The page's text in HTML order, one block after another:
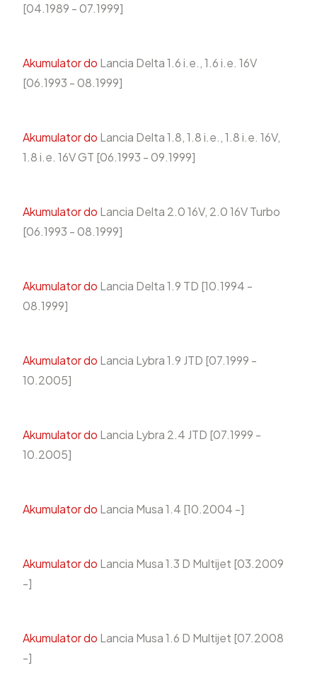
[04.1989 - 07.1999]
Akumulator do Lancia Delta 1.6 i.e., 1.6 i.e. 16V
[06.1993 - 08.1999]
Akumulator do Lancia Delta 1.8, 1.8 i.e., 1.8 i.e. 16V,
1.8 i.e. 16V GT [06.1993 - 09.1999]
Akumulator do Lancia Delta 2.0 16V, 2.0 16V Turbo
[06.1993 - 08.1999]
Akumulator do Lancia Delta 1.9 TD [10.1994 -
08.1999]
Akumulator do Lancia Lybra 1.9 JTD [07.1999 -
10.2005]
Akumulator do Lancia Lybra 2.4 JTD [07.1999 -
10.2005]
Akumulator do Lancia Musa 1.4 [10.2004 -]
Akumulator do Lancia Musa 1.3 D Multijet [03.2009
-]
Akumulator do Lancia Musa 1.6 D Multijet [07.2008
-]